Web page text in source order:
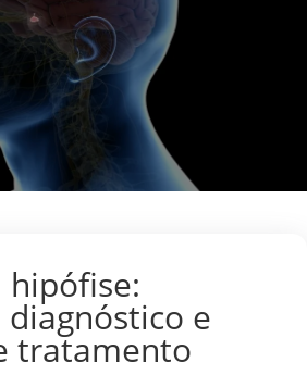
e
tratamento